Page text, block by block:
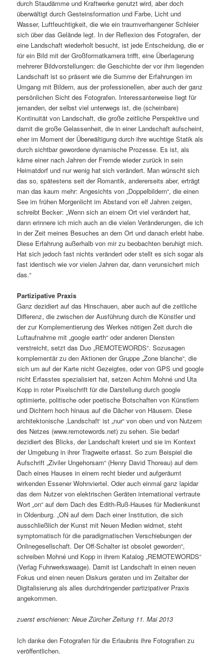
durch Staudämme und Kraftwerke genutzt wird, aber doch
überwältigt durch Gesteinsformation und Farbe, Licht und
Wasser, Luftfeuchtigkeit, die wie ein traumverhangener Schleier
sich über das Gelände legt. In der Reflexion des Fotografen, der
eine Landschaft wiederholt besucht, ist jede Entscheidung, die er
für ein Bild mit der Großformatkamera trifft, eine Überlagerung
mehrerer Bildvorstellungen: die Geschichte der vor ihm liegenden
Landschaft ist so präsent wie die Summe der Erfahrungen im
Umgang mit Bildern, aus der professionellen, aber auch der ganz
persönlichen Sicht des Fotografen. Interessanterweise liegt für
jemanden, der selbst viel unterwegs ist, die (scheinbare)
Kontinuität von Landschaft, die große zeitliche Perspektive und
damit die große Gelassenheit, die in einer Landschaft aufscheint,
eher im Moment der Überwältigung durch ihre wuchtige Statik als
durch sichtbar gewordene dynamische Prozesse. Es ist, als
käme einer nach Jahren der Fremde wieder zurück in sein
Heimatdorf und nur wenig hat sich verändert. Man wünscht sich
das so, spätestens seit der Romantik, andererseits aber, erträgt
man das kaum mehr: Angesichts von „Doppelbildern“, die einen
See im frühen Morgenlicht im Abstand von elf Jahren zeigen,
schreibt Becker: „Wenn sich an einem Ort viel verändert hat,
dann erinnere ich mich auch an die vielen Veränderungen, die ich
in der Zeit meines Besuches an dem Ort und danach erlebt habe.
Diese Erfahrung außerhalb von mir zu beobachten beruhigt mich.
Hat sich jedoch fast nichts verändert oder stellt es sich sogar als
fast identisch wie vor vielen Jahren dar, dann verunsichert mich
das.“
Partizipative Praxis
Ganz dezidiert auf das Hinschauen, aber auch auf die zeitliche
Differenz, die zwischen der Ausführung durch die Künstler und
der zur Komplementierung des Werkes nötigen Zeit durch die
Luftaufnahme mit „google earth“ oder anderen Diensten
verstreicht, setzt das Duo „REMOTEWORDS“. Sozusagen
komplementär zu den Aktionen der Gruppe „Zone blanche“, die
sich um auf der Karte nicht Gezeigtes, oder von GPS und google
nicht Erfasstes spezialisiert hat, setzen Achim Mohné und Uta
Kopp in roter Pixelschrift für die Darstellung durch google
optimierte, politische oder poetische Botschaften von Künstlern
und Dichtern hoch hinaus auf die Dächer von Häusern. Diese
architektonische ‚Landschaft‘ ist „nur“ von oben und von Nutzern
des Netzes (www.remotewords.net) zu sehen. Sie bedarf
dezidiert des Blicks, der Landschaft kreiert und sie im Kontext
der Umgebung in ihrer Tragweite erfasst. So zum Beispiel die
Aufschrift „Ziviler Ungehorsam“ (Henry David Thoreau) auf dem
Dach eines Hauses in einem recht bieder und aufgeräumt
wirkenden Essener Wohnviertel. Oder auch einmal ganz lapidar
das dem Nutzer von elektrischen Geräten international vertraute
Wort „on“ auf dem Dach des Edith-Ruß-Hauses für Medienkunst
in Oldenburg. „ON auf dem Dach einer Institution, die sich
ausschließlich der Kunst mit Neuen Medien widmet, steht
symptomatisch für die paradigmatischen Verschiebungen der
Onlinegesellschaft. Der Off-Schalter ist obsolet geworden“,
schreiben Mohné und Kopp in ihrem Katalog „REMOTEWORDS“
(Verlag Fuhrwerkswaage). Damit ist Landschaft in einen neuen
Fokus und einen neuen Diskurs geraten und im Zeitalter der
Digitalisierung als alles durchdringender partizipativer Praxis
angekommen.
zuerst erschienen: Neue Zürcher Zeitung 11. Mai 2013
Ich danke den Fotografen für die Erlaubnis ihre Fotografien zu
veröffentlichen.